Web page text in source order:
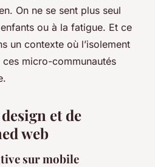
On ne se sent plus seul
ou à la fatigue. Et ce
un contexte où l’isolement
micro-communautés
et de
web
sur mobile